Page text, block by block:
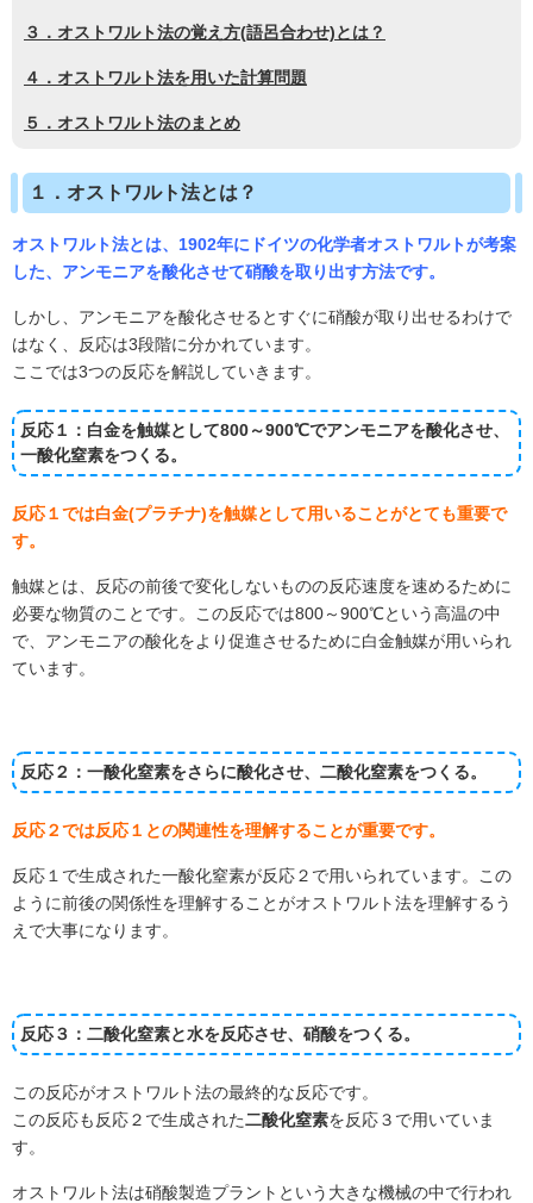
３．オストワルト法の覚え方(語呂合わせ)とは？
４．オストワルト法を用いた計算問題
５．オストワルト法のまとめ
１．オストワルト法とは？
オストワルト法とは、1902年にドイツの化学者オストワルトが考案
した、アンモニアを酸化させて硝酸を取り出す方法です。
しかし、アンモニアを酸化させるとすぐに硝酸が取り出せるわけで
はなく、反応は3段階に分かれています。
ここでは3つの反応を解説していきます。
反応１：白金を触媒として800～900℃でアンモニアを酸化させ、
一酸化窒素をつくる。
反応１では白金(プラチナ)を触媒として用いることがとても重要で
す。
触媒とは、反応の前後で変化しないものの反応速度を速めるために
必要な物質のことです。この反応では800～900℃という高温の中
で、アンモニアの酸化をより促進させるために白金触媒が用いられ
ています。
反応２：一酸化窒素をさらに酸化させ、二酸化窒素をつくる。
反応２では反応１との関連性を理解することが重要です。
反応１で生成された一酸化窒素が反応２で用いられています。この
ように前後の関係性を理解することがオストワルト法を理解するう
えで大事になります。
反応３：二酸化窒素と水を反応させ、硝酸をつくる。
この反応がオストワルト法の最終的な反応です。
この反応も反応２で生成された二酸化窒素を反応３で用いていま
す。
オストワルト法は硝酸製造プラントという大きな機械の中で行われ